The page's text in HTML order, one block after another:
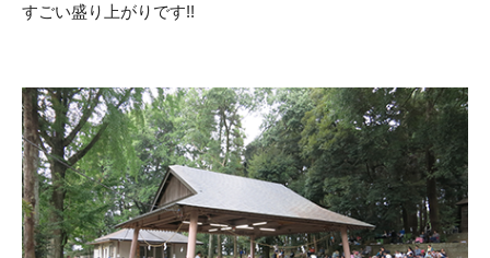
すごい盛り上がりです!!